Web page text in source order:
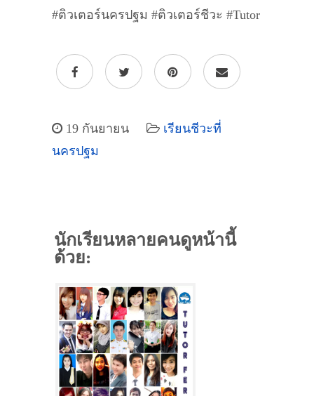
#ติวเตอร์นครปฐม #ติวเตอร์ชีวะ #Tutor
19 กันยายน
เรียนชีวะที่
นครปฐม
นักเรียนหลายคนดูหน้านี้
ด้วย: